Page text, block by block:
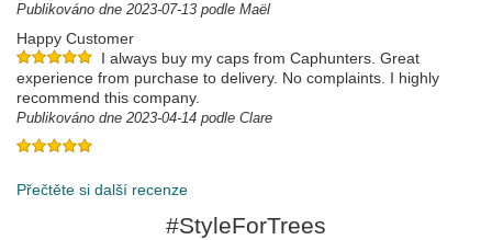
Publikováno dne 2023-07-13 podle Maël
Happy Customer
I always buy my caps from Caphunters. Great
experience from purchase to delivery. No complaints. I highly
recommend this company.
Publikováno dne 2023-04-14 podle Clare
Přečtěte si další recenze
#StyleForTrees